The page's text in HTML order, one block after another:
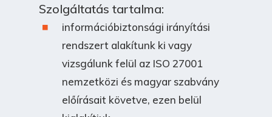
Szolgáltatás tartalma:
információbiztonsági irányítási
rendszert alakítunk ki vagy
vizsgálunk felül az ISO 27001
nemzetközi és magyar szabvány
előírásait követve, ezen belül